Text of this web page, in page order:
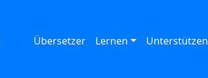
Übersetzer Lernen Unterstützen